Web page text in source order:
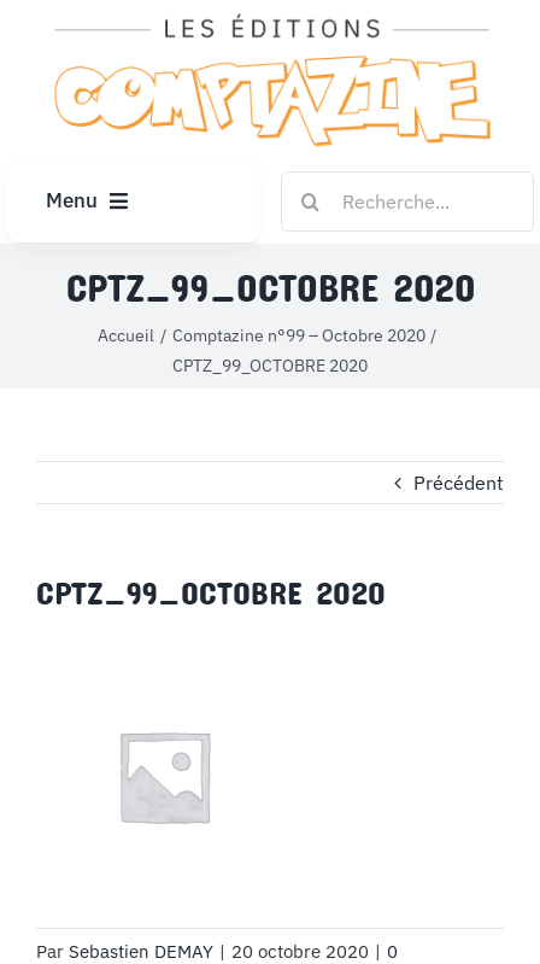
contenu
Menu
ARTICLES
LE KIOSQUE
MON COMPTE
STUDORIA
CPTZ_99_OCTOBRE 2020
Accueil
Comptazine n°99 – Octobre 2020
CPTZ_99_OCTOBRE 2020
Précédent
CPTZ_99_OCTOBRE 2020
Par Sebastien DEMAY | 20 octobre 2020 | 0